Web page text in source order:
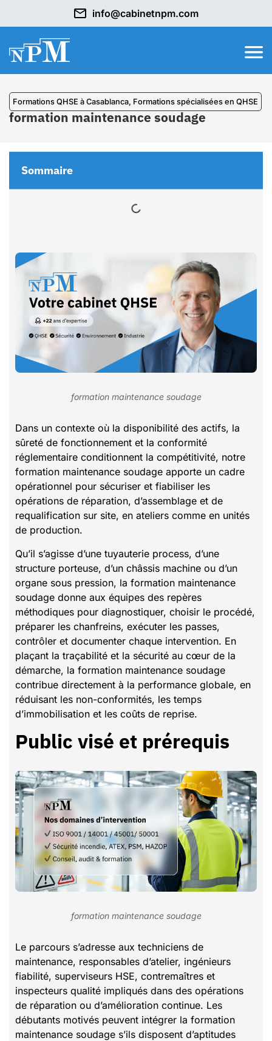
info@cabinetnpm.com
Formations QHSE à Casablanca, ⁠Formations spécialisées en QHSE
formation maintenance soudage
formation maintenance soudage
Dans un contexte où la disponibilité des actifs, la
sûreté de fonctionnement et la conformité
réglementaire conditionnent la compétitivité, notre
formation maintenance soudage apporte un cadre
opérationnel pour sécuriser et fiabiliser les
opérations de réparation, d’assemblage et de
requalification sur site, en ateliers comme en unités
de production.
Qu’il s’agisse d’une tuyauterie process, d’une
structure porteuse, d’un châssis machine ou d’un
organe sous pression, la formation maintenance
soudage donne aux équipes des repères
méthodiques pour diagnostiquer, choisir le procédé,
préparer les chanfreins, exécuter les passes,
contrôler et documenter chaque intervention. En
plaçant la traçabilité et la sécurité au cœur de la
démarche, la formation maintenance soudage
contribue directement à la performance globale, en
réduisant les non-conformités, les temps
d’immobilisation et les coûts de reprise.
Public visé et prérequis
formation maintenance soudage
Le parcours s’adresse aux techniciens de
maintenance, responsables d’atelier, ingénieurs
fiabilité, superviseurs HSE, contremaîtres et
inspecteurs qualité impliqués dans des opérations
de réparation ou d’amélioration continue. Les
débutants motivés peuvent intégrer la formation
maintenance soudage s’ils disposent d’aptitudes
Sommaire